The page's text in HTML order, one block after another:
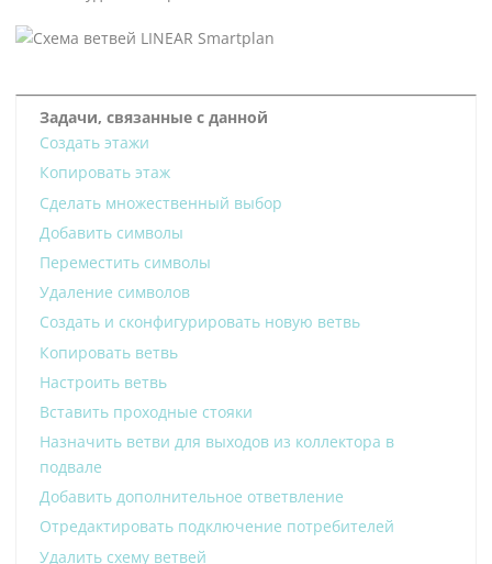
Задачи, связанные с данной
Создать этажи
Копировать этаж
Сделать множественный выбор
Добавить символы
Переместить символы
Удаление символов
Создать и сконфигурировать новую ветвь
Копировать ветвь
Настроить ветвь
Вставить проходные стояки
Назначить ветви для выходов из коллектора в
подвале
Добавить дополнительное ответвление
Отредактировать подключение потребителей
Удалить схему ветвей